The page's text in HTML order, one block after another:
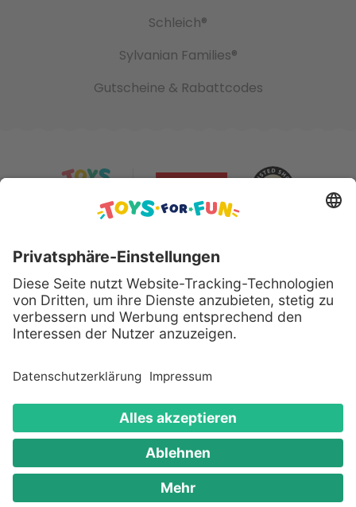
Schleich®
Sylvanian Families®
Gutscheine & Rabattcodes
Sicher bezahlen mit:
Alle genannten Produkte und Logos sind eingetragene
Warenzeichen der jeweiligen Hersteller.
Copyright © 2008 - 2026 Toys for Fun GmbH - Alle
Rechte vorbehalten